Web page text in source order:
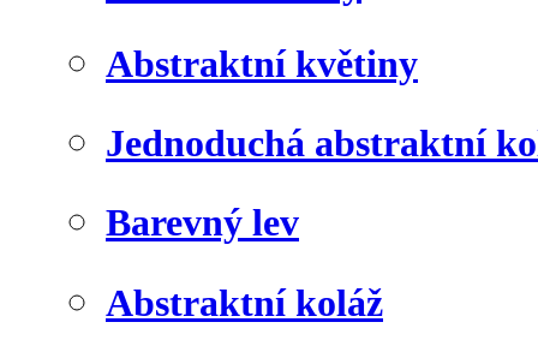
Abstraktní květiny
Jednoduchá abstraktní
Barevný lev
Abstraktní koláž